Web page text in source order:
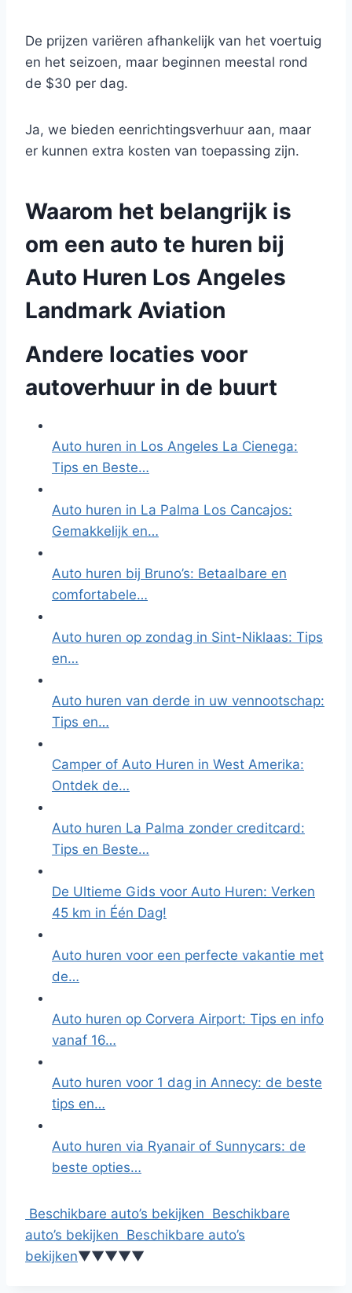
De prijzen variëren afhankelijk van het voertuig
en het seizoen, maar beginnen meestal rond
de $30 per dag.
Ja, we bieden eenrichtingsverhuur aan, maar
er kunnen extra kosten van toepassing zijn.
Waarom het belangrijk is
om een auto te huren bij
Auto Huren Los Angeles
Landmark Aviation
Andere locaties voor
autoverhuur in de buurt
Auto huren in Los Angeles La Cienega:
Tips en Beste…
Auto huren in La Palma Los Cancajos:
Gemakkelijk en…
Auto huren bij Bruno’s: Betaalbare en
comfortabele…
Auto huren op zondag in Sint-Niklaas: Tips
en…
Auto huren van derde in uw vennootschap:
Tips en…
Camper of Auto Huren in West Amerika:
Ontdek de…
Auto huren La Palma zonder creditcard:
Tips en Beste…
De Ultieme Gids voor Auto Huren: Verken
45 km in Één Dag!
Auto huren voor een perfecte vakantie met
de…
Auto huren op Corvera Airport: Tips en info
vanaf 16…
Auto huren voor 1 dag in Annecy: de beste
tips en…
Auto huren via Ryanair of Sunnycars: de
beste opties…
Beschikbare auto’s bekijken Beschikbare
auto’s bekijken Beschikbare auto’s
bekijken▼▼▼▼▼